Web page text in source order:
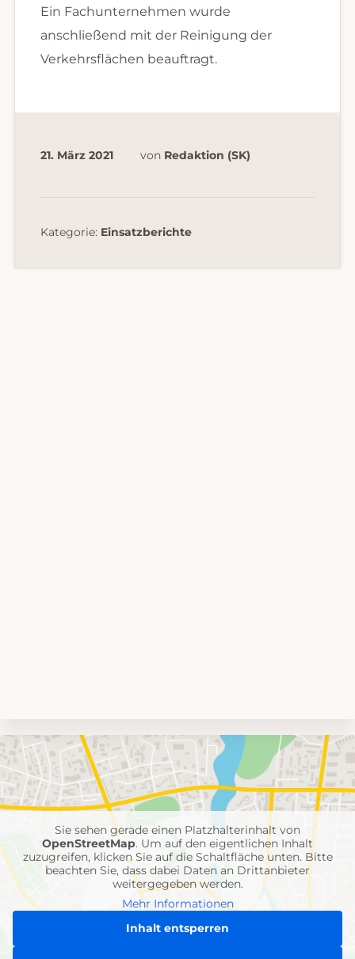
Ein Fachunternehmen wurde
anschließend mit der Reinigung der
Verkehrsflächen beauftragt.
21. März 2021 von Redaktion (SK)
Kategorie: Einsatzberichte
Umgebungskarte
mit
Feuerwehr-
Einheiten
Sie sehen gerade einen Platzhalterinhalt von
OpenStreetMap. Um auf den eigentlichen Inhalt
zuzugreifen, klicken Sie auf die Schaltfläche unten. Bitte
beachten Sie, dass dabei Daten an Drittanbieter
weitergegeben werden.
Mehr Informationen
Inhalt entsperren